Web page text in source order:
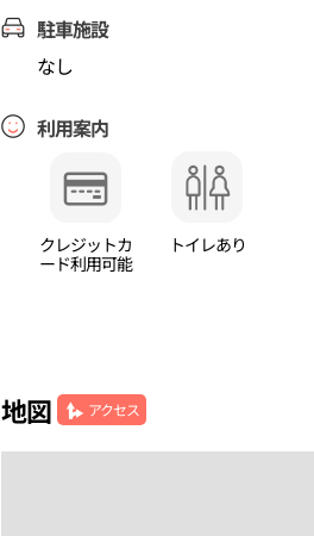
駐車施設
なし
利用案内
クレジットカ
ード利用可能
トイレあり
地図 アクセス